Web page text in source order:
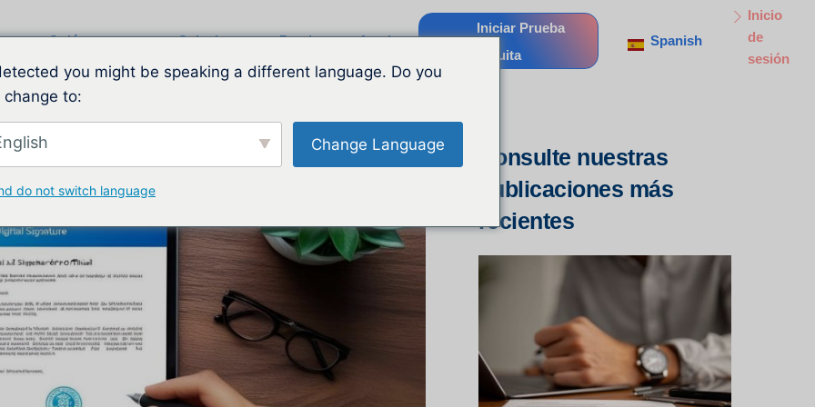
Quiénes somos Soluciones Precios Ayuda
Iniciar Prueba
Gratuita
Spanish
Inicio
de
sesión
Consulte nuestras
publicaciones más
recientes
you might be speaking a different language. Do you
to:
Change Language
do not switch language